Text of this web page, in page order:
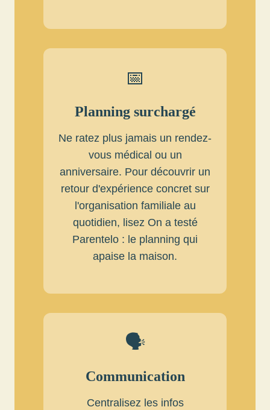
📅
Planning surchargé
Ne ratez plus jamais un rendez-
vous médical ou un
anniversaire. Pour découvrir un
retour d'expérience concret sur
l'organisation familiale au
quotidien, lisez On a testé
Parentelo : le planning qui
apaise la maison.
🗣️
Communication
Centralisez les infos